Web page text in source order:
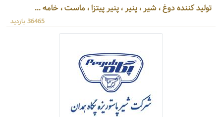
تولید کننده دوغ ، شیر ، پنیر ، پنیر پیتزا ، ماست ، خامه ...
36465 بازدید